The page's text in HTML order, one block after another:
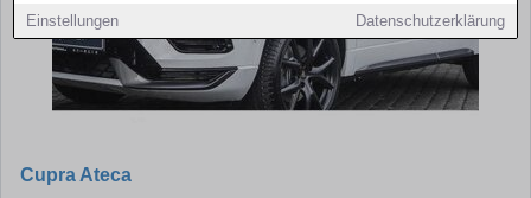
Einstellungen Datenschutzerklärung
Cupra Ateca